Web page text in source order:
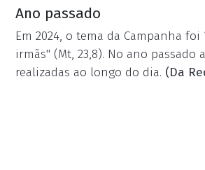
Ano passado
Em 2024, o tema da Campanha
irmãs" (Mt, 23,8). No ano
realizadas ao longo do dia. (Da